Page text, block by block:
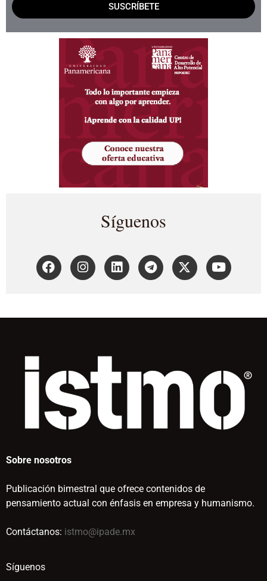
SUSCRÍBETE
Síguenos
Sobre nosotros
Publicación bimestral que ofrece contenidos de
pensamiento actual con énfasis en empresa y humanismo.
Contáctanos: istmo@ipade.mx
Síguenos